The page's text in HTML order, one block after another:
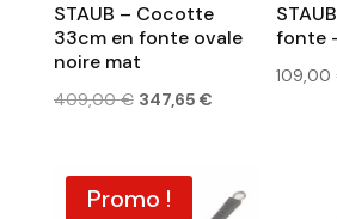
STAUB – Cocotte
33cm en fonte ovale
noire mat
409,00€ Le
était :
347,65 €Le
est :
fonte
109,00
Promo !